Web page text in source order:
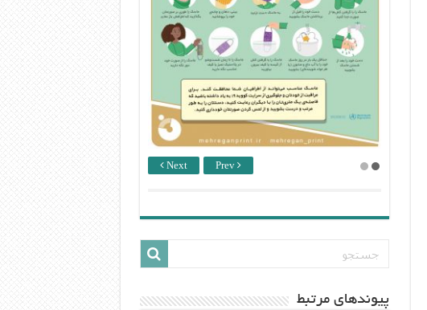
Next Prev
پيوندهاي مرتبط